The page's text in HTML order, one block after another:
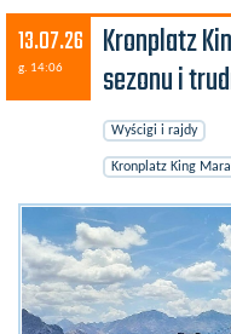
Wyścigi rowerowe
Użytkownicy
13.07.26
g. 14:06
Kronplatz
sezonu i
Wyścigi i rajdy
Kronplatz King